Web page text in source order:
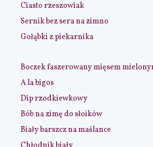
Ciasto rzeszowiak
Sernik bez sera na zimno
Gołąbki z piekarnika
Boczek faszerowany mięsem
A la bigos
Dip rzodkiewkowy
Bób na zimę do słoików
Biały barszcz na maślance